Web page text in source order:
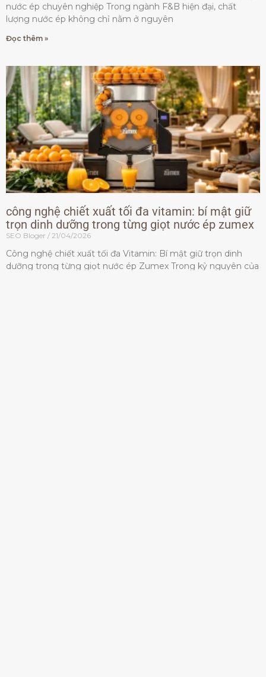
nước ép chuyên nghiệp Trong ngành F&B hiện đại, chất
lượng nước ép không chỉ nằm ở nguyên
Đọc thêm »
công nghệ chiết xuất tối đa vitamin: bí mật giữ
trọn dinh dưỡng trong từng giọt nước ép zumex
SEO Bloger 21/04/2026
Công nghệ chiết xuất tối đa Vitamin: Bí mật giữ trọn dinh
dưỡng trong từng giọt nước ép Zumex Trong kỷ nguyên của